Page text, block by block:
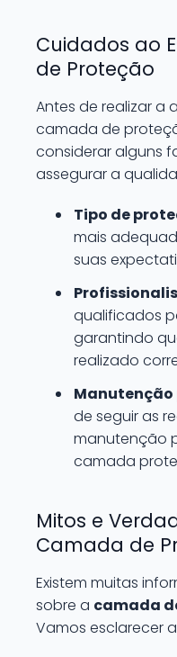
Cuidados ao
de Proteção
Antes de realizar a
camada de
considerar alguns
assegurar a
Tipo de
mais
suas
qualificados
garantindo
realizado
de seguir as
manutenção
camada
Mitos e
Camada de
Existem muitas
sobre a camada
Vamos esclarecer